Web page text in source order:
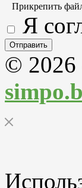
Прикрепить
Я
© 2026